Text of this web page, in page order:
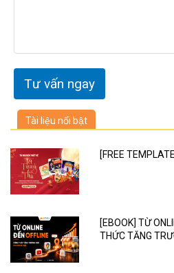
Tài liệu nổi bật
[FREE
[EBOOK] TỪ
THỨC TĂNG